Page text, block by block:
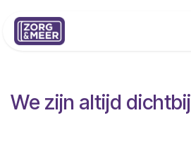
We zijn altijd dichtbij